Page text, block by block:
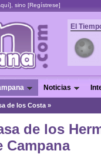
], sino [Regístrese]
El
Noticias
de los Costa »
de los
Campana